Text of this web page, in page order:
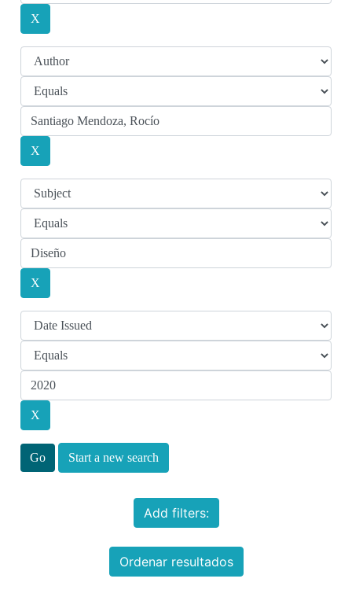
Start a new search
Add filters:
Ordenar resultados